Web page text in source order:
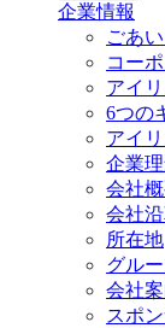
企業情報
ごあ
コー
アイ
6つの
アイ
企業
会社
会社
所在地
グル
会社
スポ